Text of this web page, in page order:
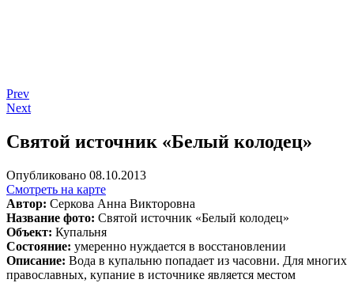
Prev
Next
Святой источник «Белый колодец»
Опубликовано 08.10.2013
Смотреть на карте
Автор: Серкова Анна Викторовна
Название фото: Святой источник «Белый колодец»
Объект: Купальня
Состояние: умеренно нуждается в восстановлении
Описание: Вода в купальню попадает из часовни. Для многих
православных, купание в источнике является местом